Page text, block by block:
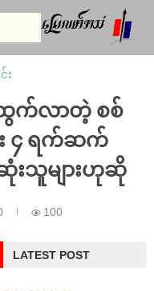
း
ထွက်လာတဲ့ စစ်
း ၄ ရက်ဆက်
းသူများဟုဆို
100
LATEST POST